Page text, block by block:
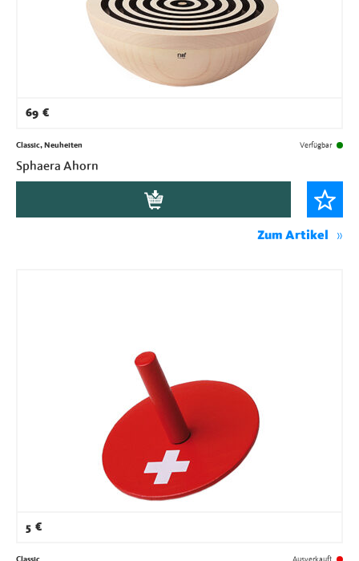
69 €
Classic, Neuheiten Verfügbar
Sphaera Ahorn
Zum Artikel
5 €
Classic Ausverkauft